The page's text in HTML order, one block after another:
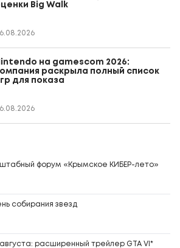
Big Walk
на gamescom 2026:
раскрыла полный список
для показа
форум «Крымское КИБЕР-лето»
собирания звезд
расширенный трейлер GTA VI*